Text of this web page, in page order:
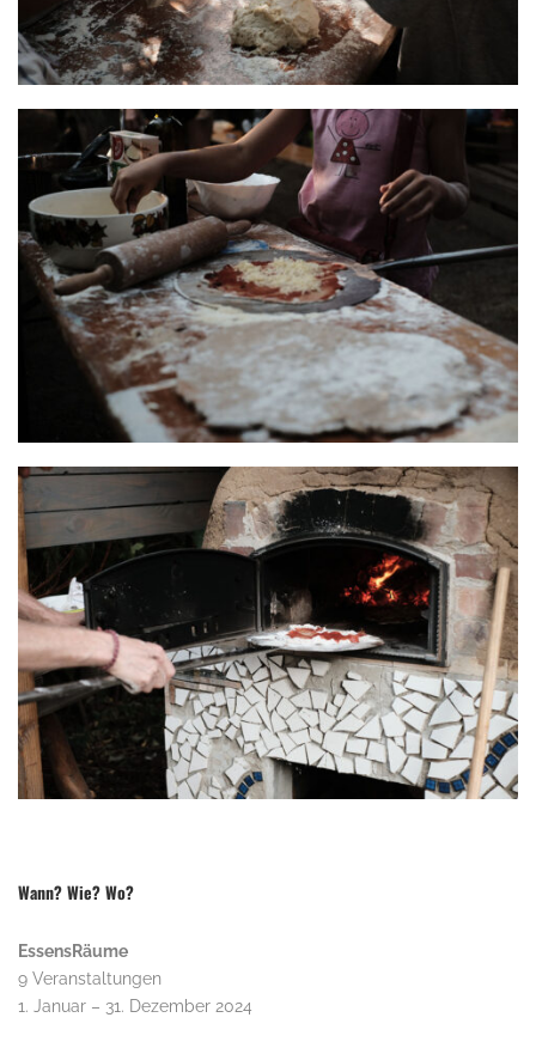
Wann? Wie? Wo?
EssensRäume
9 Veranstaltungen
1. Januar – 31. Dezember 2024